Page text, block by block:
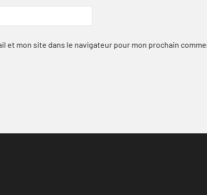
et mon site dans le navigateur pour mon prochain